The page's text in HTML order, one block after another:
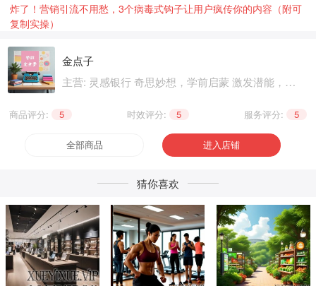
炸了！营销引流不用愁，3个病毒式钩子让用户疯传你的内容（附可
复制实操）
金点子
主营: 灵感银行 奇思妙想，学前启蒙 激发潜能，基
个性生活，健康养生 精神文化
商品评分: 5 时效评分: 5 服务评分: 5
全部商品 进入店铺
猜你喜欢